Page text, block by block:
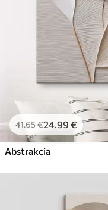
41.65€24.99 €
Abstrakcia